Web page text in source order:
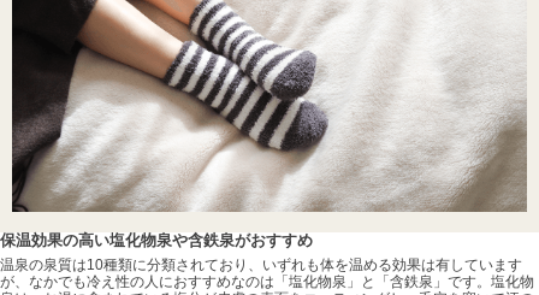
保温効果の高い塩化物泉や含鉄泉がおすすめ
温泉の泉質は10種類に分類されており、いずれも体を温める効果は有しています
が、なかでも冷え性の人におすすめなのは「塩化物泉」と「含鉄泉」です。塩化物